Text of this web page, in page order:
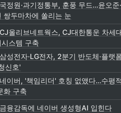
국정원·과기정통부, 훈풍 무드…윤오준
쌍두마차에 쏠리는 눈
CJ올리브네트웍스, CJ대한통운 차세
시스템 구축
삼성전자·LG전자, 2분기 반도체·플랫
신호'
네이버, '책임리더' 호칭 없앴다…수평
화 구축
금융감독에 네이버 생성형AI 입힌다